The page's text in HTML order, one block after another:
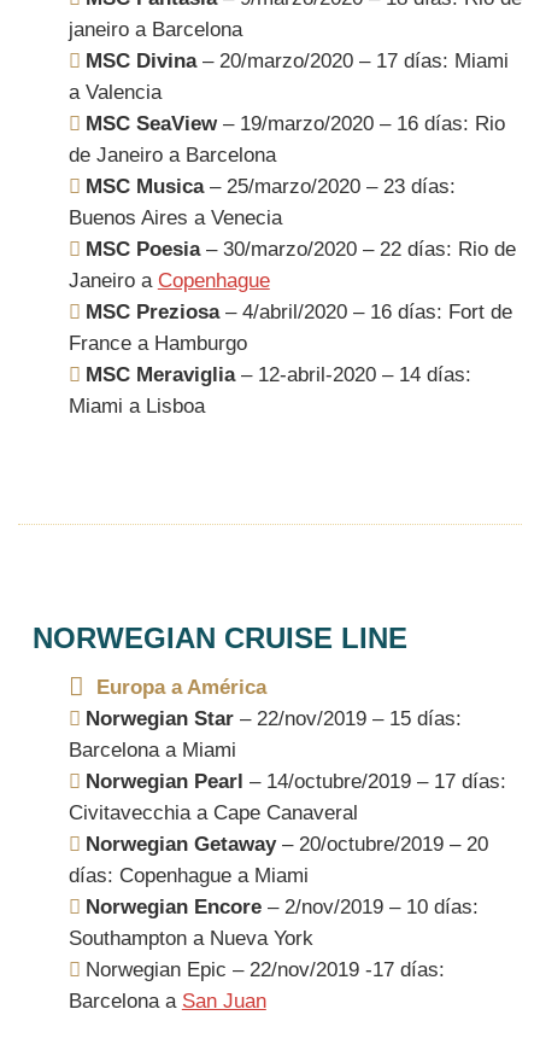
janeiro a Barcelona
MSC Divina– 20/marzo/2020 – 17 días: Miami
a Valencia
MSC SeaView– 19/marzo/2020 – 16 días: Rio
de Janeiro a Barcelona
MSC Musica– 25/marzo/2020 – 23 días:
Buenos Aires a Venecia
MSC Poesia– 30/marzo/2020 – 22 días: Rio de
Janeiro a Copenhague
MSC Preziosa– 4/abril/2020 – 16 días: Fort de
France a Hamburgo
MSC Meraviglia– 12-abril-2020 – 14 días:
Miami a Lisboa
NORWEGIAN CRUISE LINE
Europa a América
Norwegian Star– 22/nov/2019 – 15 días:
Barcelona a Miami
Norwegian Pearl – 14/octubre/2019 – 17 días:
Civitavecchia a Cape Canaveral
Norwegian Getaway– 20/octubre/2019 – 20
días: Copenhague a Miami
Norwegian Encore– 2/nov/2019 – 10 días:
Southampton a Nueva York
Norwegian Epic – 22/nov/2019 -17 días:
Barcelona a San Juan